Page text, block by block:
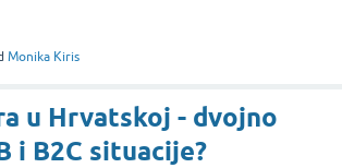
Monika Kiris
u Hrvatskoj - dvojno
i B2C situacije?